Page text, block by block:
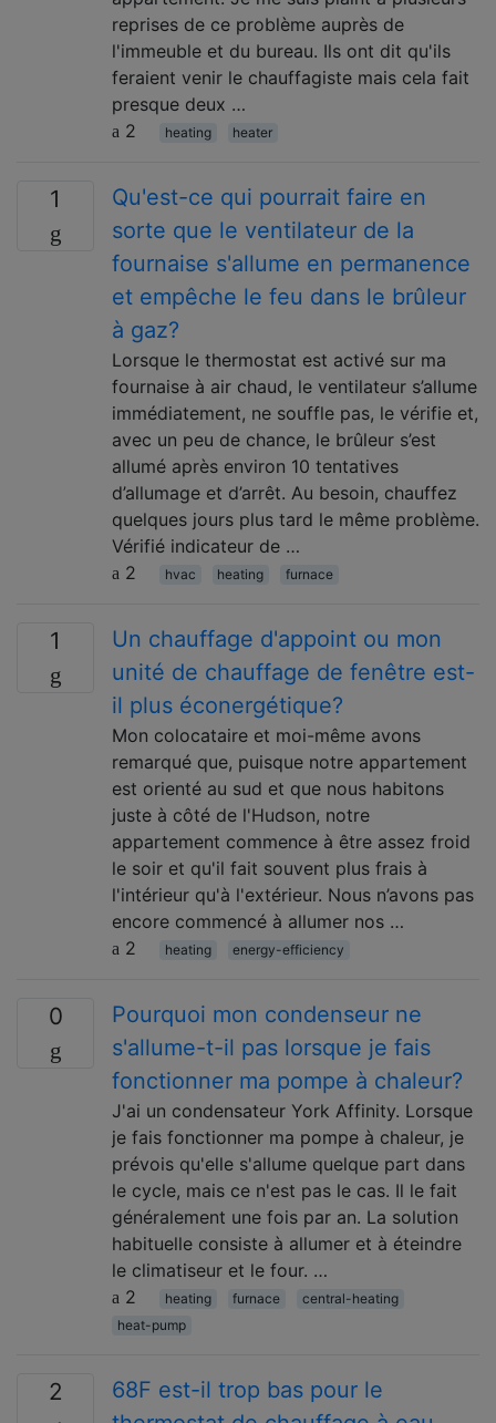
reprises de ce problème auprès de
l'immeuble et du bureau. Ils ont dit qu'ils
feraient venir le chauffagiste mais cela fait
presque deux …
2
heating heater
1
Qu'est-ce qui pourrait faire en
sorte que le ventilateur de la
fournaise s'allume en permanence
et empêche le feu dans le brûleur
à gaz?
Lorsque le thermostat est activé sur ma
fournaise à air chaud, le ventilateur s’allume
immédiatement, ne souffle pas, le vérifie et,
avec un peu de chance, le brûleur s’est
allumé après environ 10 tentatives
d’allumage et d’arrêt. Au besoin, chauffez
quelques jours plus tard le même problème.
Vérifié indicateur de …
2
hvac heating furnace
1
Un chauffage d'appoint ou mon
unité de chauffage de fenêtre est-
il plus éconergétique?
Mon colocataire et moi-même avons
remarqué que, puisque notre appartement
est orienté au sud et que nous habitons
juste à côté de l'Hudson, notre
appartement commence à être assez froid
le soir et qu'il fait souvent plus frais à
l'intérieur qu'à l'extérieur. Nous n’avons pas
encore commencé à allumer nos …
2
heating energy-efficiency
0
Pourquoi mon condenseur ne
s'allume-t-il pas lorsque je fais
fonctionner ma pompe à chaleur?
J'ai un condensateur York Affinity. Lorsque
je fais fonctionner ma pompe à chaleur, je
prévois qu'elle s'allume quelque part dans
le cycle, mais ce n'est pas le cas. Il le fait
généralement une fois par an. La solution
habituelle consiste à allumer et à éteindre
le climatiseur et le four. …
2
heating furnace
central-heating
heat-pump
2
68F est-il trop bas pour le